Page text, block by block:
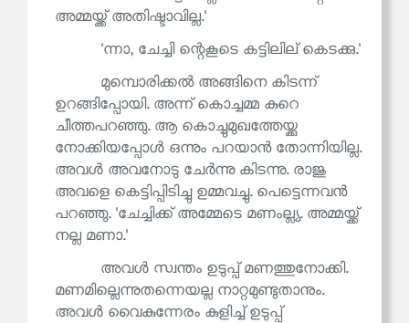
അമ്മയ്ക്ക് അതിഷ്ടാവില്ല.'
'ന്നാ, ചേച്ചി ന്റെകൂടെ കട്ടിലില് കെടക്കു.'
മുമ്പൊരിക്കൽ അങ്ങിനെ കിടന്ന്
ഉറങ്ങിപ്പോയി. അന്ന് കൊച്ചമ്മ കുറെ
ചീത്തപറഞ്ഞു. ആ കൊച്ചുമുഖത്തേയ്ക്കു
നോക്കിയപ്പോൾ ഒന്നും പറയാൻ തോന്നിയില്ല.
അവൾ അവനോടു ചേർന്നു കിടന്നു. രാജു
അവളെ കെട്ടിപ്പിടിച്ചു ഉമ്മവച്ചു. പെട്ടെന്നവൻ
പറഞ്ഞു. 'ചേച്ചിക്ക് അമ്മേടെ മണംല്ല്യ. അമ്മയ്ക്ക്
നല്ല മണാ.'
അവൾ സ്വന്തം ഉടുപ്പ് മണത്തുനോക്കി.
മണമില്ലെന്നുതന്നെയല്ല നാറ്റമുണ്ടുതാനും.
അവൾ വൈകുന്നേരം കുളിച്ച് ഉടുപ്പ്